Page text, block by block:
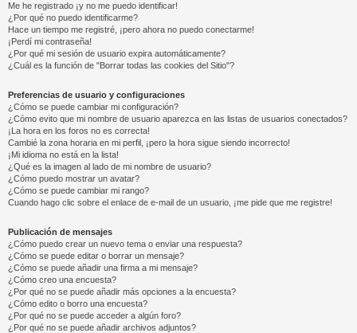
Me he registrado ¡y no me puedo identificar!
¿Por qué no puedo identificarme?
Hace un tiempo me registré, ¡pero ahora no puedo conectarme!
¡Perdí mi contraseña!
¿Por qué mi sesión de usuario expira automáticamente?
¿Cuál es la función de "Borrar todas las cookies del Sitio"?
Preferencias de usuario y configuraciones
¿Cómo se puede cambiar mi configuración?
¿Cómo evito que mi nombre de usuario aparezca en las listas de usuarios conectados?
¡La hora en los foros no es correcta!
Cambié la zona horaria en mi perfil, ¡pero la hora sigue siendo incorrecto!
¡Mi idioma no está en la lista!
¿Qué es la imagen al lado de mi nombre de usuario?
¿Cómo puedo mostrar un avatar?
¿Cómo se puede cambiar mi rango?
Cuando hago clic sobre el enlace de e-mail de un usuario, ¡me pide que me registre!
Publicación de mensajes
¿Cómo puedo crear un nuevo tema o enviar una respuesta?
¿Cómo se puede editar o borrar un mensaje?
¿Cómo se puede añadir una firma a mi mensaje?
¿Cómo creo una encuesta?
¿Por qué no se puede añadir más opciones a la encuesta?
¿Cómo edito o borro una encuesta?
¿Por qué no se puede acceder a algún foro?
¿Por qué no se puede añadir archivos adjuntos?